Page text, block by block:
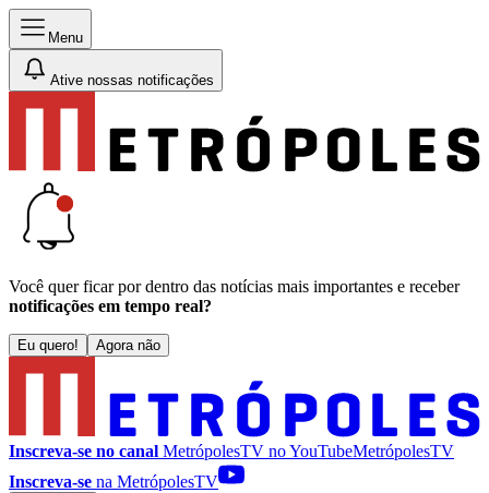
Menu
Ative nossas notificações
Você quer ficar por dentro das notícias mais importantes e receber
notificações em tempo real?
Eu quero! Agora não
Inscreva-se no canal MetrópolesTV noYouTubeMetrópolesTV
Inscreva-se na MetrópolesTV